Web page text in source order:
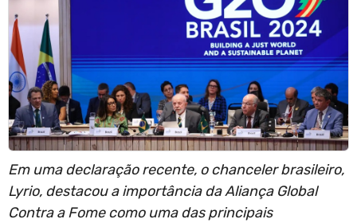
Em uma declaração recente, o chanceler brasileiro,
Lyrio, destacou a importância da Aliança Global
Contra a Fome como uma das principais